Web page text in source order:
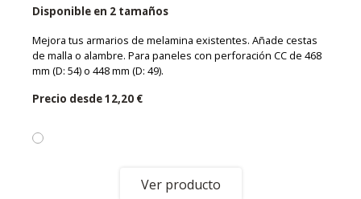
Disponible en 2 tamaños
Mejora tus armarios de melamina existentes. Añade cestas
de malla o alambre. Para paneles con perforación CC de 468
mm (D: 54) o 448 mm (D: 49).
Precio desde12,20 €
Ver producto